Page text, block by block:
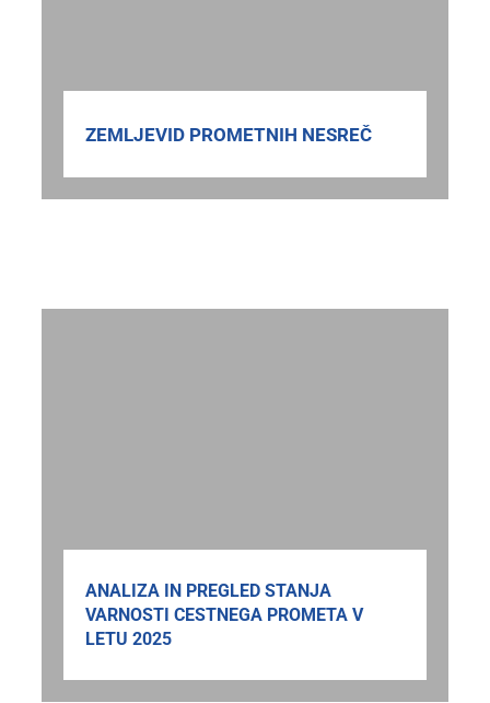
ZEMLJEVID PROMETNIH NESREČ
ANALIZA IN PREGLED STANJA
VARNOSTI CESTNEGA PROMETA V
LETU 2025